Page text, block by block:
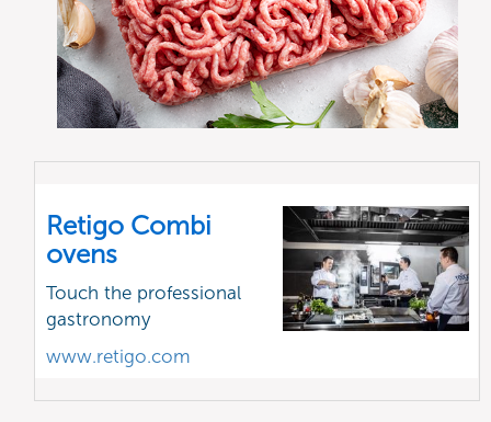
Retigo Combi
ovens
Touch the professional
gastronomy
www.retigo.com